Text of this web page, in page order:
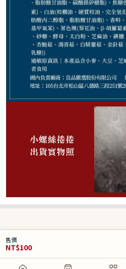
售價
NT$100
100 NT$ 150
小螺絲捲捲6顆/盒
− +
加入購物車